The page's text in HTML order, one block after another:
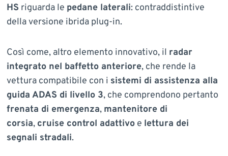
HS riguarda le pedane laterali: contraddistintive
della versione ibrida plug-in.
Così come, altro elemento innovativo, il radar
integrato nel baffetto anteriore, che rende la
vettura compatibile con i sistemi di assistenza alla
guida ADAS di livello 3, che comprendono pertanto
frenata di emergenza, mantenitore di
corsia, cruise control adattivoe lettura dei
segnali stradali.